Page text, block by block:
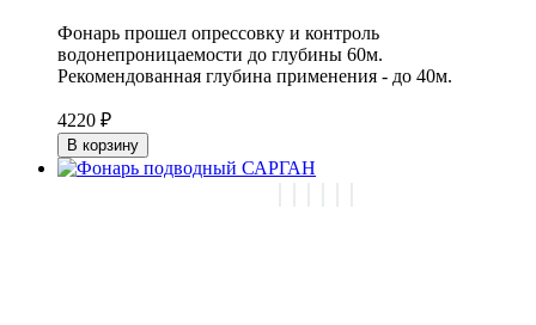
Фонарь прошел опрессовку и контроль
водонепроницаемости до глубины 60м.
Рекомендованная глубина применения - до 40м.
4220 ₽
В корзину